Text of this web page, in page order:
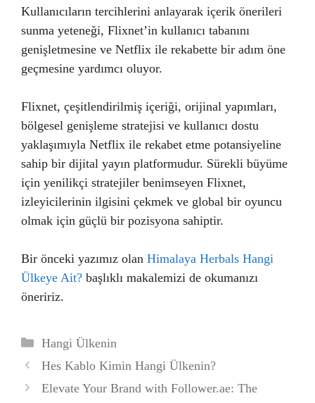
Kullanıcıların tercihlerini anlayarak içerik önerileri
sunma yeteneği, Flixnet’in kullanıcı tabanını
genişletmesine ve Netflix ile rekabette bir adım öne
geçmesine yardımcı oluyor.
Flixnet, çeşitlendirilmiş içeriği, orijinal yapımları,
bölgesel genişleme stratejisi ve kullanıcı dostu
yaklaşımıyla Netflix ile rekabet etme potansiyeline
sahip bir dijital yayın platformudur. Sürekli büyüme
için yenilikçi stratejiler benimseyen Flixnet,
izleyicilerinin ilgisini çekmek ve global bir oyuncu
olmak için güçlü bir pozisyona sahiptir.
Bir önceki yazımız olan Himalaya Herbals Hangi
Ülkeye Ait? başlıklı makalemizi de okumanızı
öneririz.
Kategoriler
Hangi Ülkenin
Hes Kablo Kimin Hangi Ülkenin?
Elevate Your Brand with Follower.ae: The